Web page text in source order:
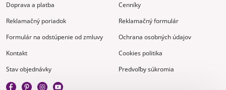
Doprava a platba
Cenníky
Reklamačný poriadok
Reklamačný formulár
Formulár na odstúpenie od zmluvy
Ochrana osobných údajov
Kontakt
Cookies politika
Stav objednávky
Predvoľby súkromia